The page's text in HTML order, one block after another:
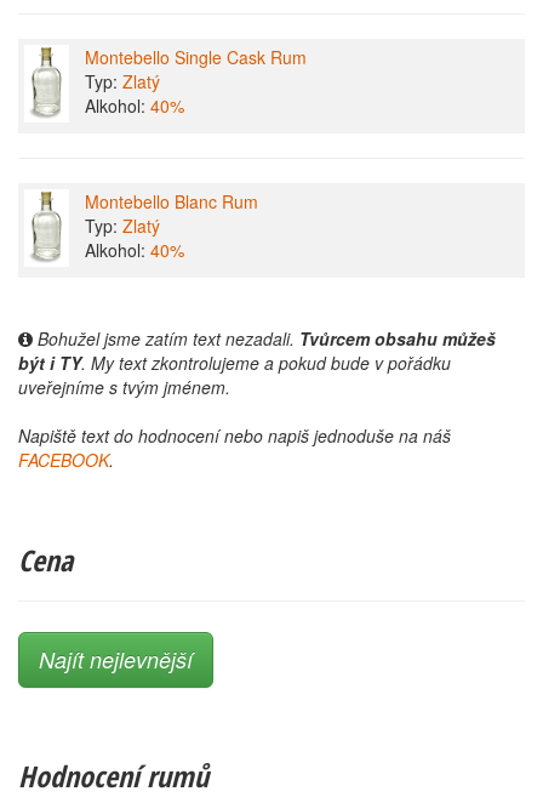
Montebello Single Cask Rum
Typ: Zlatý
Alkohol: 40%
Montebello Blanc Rum
Typ: Zlatý
Alkohol: 40%
Bohužel jsme zatím text nezadali. Tvůrcem obsahu můžeš
být i TY. My text zkontrolujeme a pokud bude v pořádku
uveřejníme s tvým jménem.
Napiště text do hodnocení nebo napiš jednoduše na náš
FACEBOOK.
Cena
Najít nejlevnější
Hodnocení rumů